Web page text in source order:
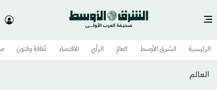
الرئيسية الشرق الأوسط​ العالم الرأي الاقتصاد ثقافة وفنون
العالم